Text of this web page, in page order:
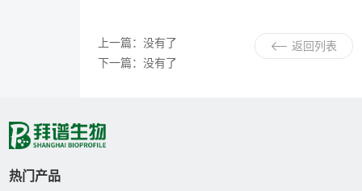
返回列表
上一篇：没有了
下一篇：没有了
热门产品